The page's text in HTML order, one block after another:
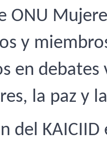
ONU
y
en debates
la paz y
del